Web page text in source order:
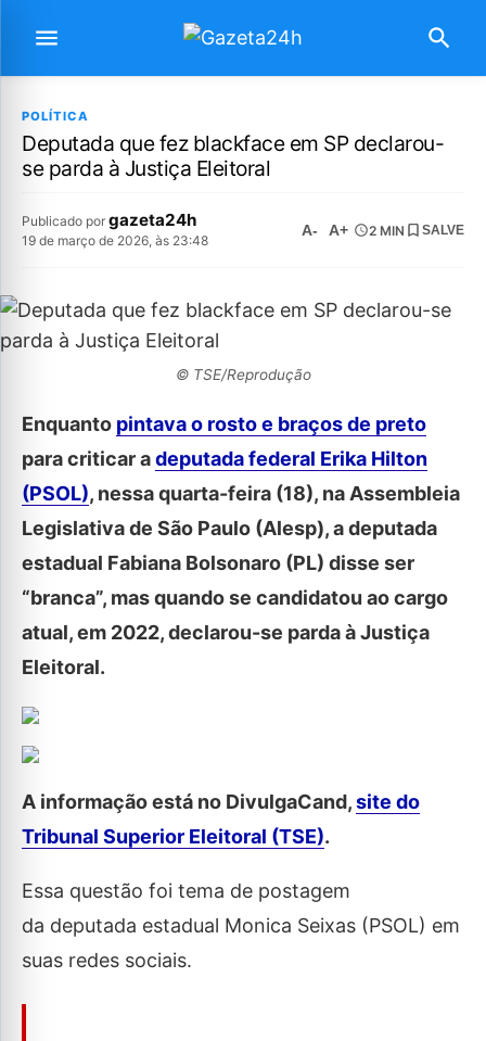
POLÍTICA
Deputada que fez blackface em SP declarou-
se parda à Justiça Eleitoral
Publicado por gazeta24h
19 de março de 2026, às 23:48
A- A+ 2 MIN SALVE
© TSE/Reprodução
Enquanto pintava o rosto e braços de preto
para criticar adeputada federal Erika Hilton
(PSOL), nessa quarta-feira (18), na Assembleia
Legislativa de São Paulo (Alesp), a deputada
estadual Fabiana Bolsonaro (PL) disse ser
“branca”, mas quando se candidatou ao cargo
atual, em 2022, declarou-se parda à Justiça
Eleitoral.
A informação está no DivulgaCand,site do
Tribunal Superior Eleitoral (TSE).
Essa questão foi tema de postagem
da deputada estadual Monica Seixas (PSOL) em
suas redes sociais.